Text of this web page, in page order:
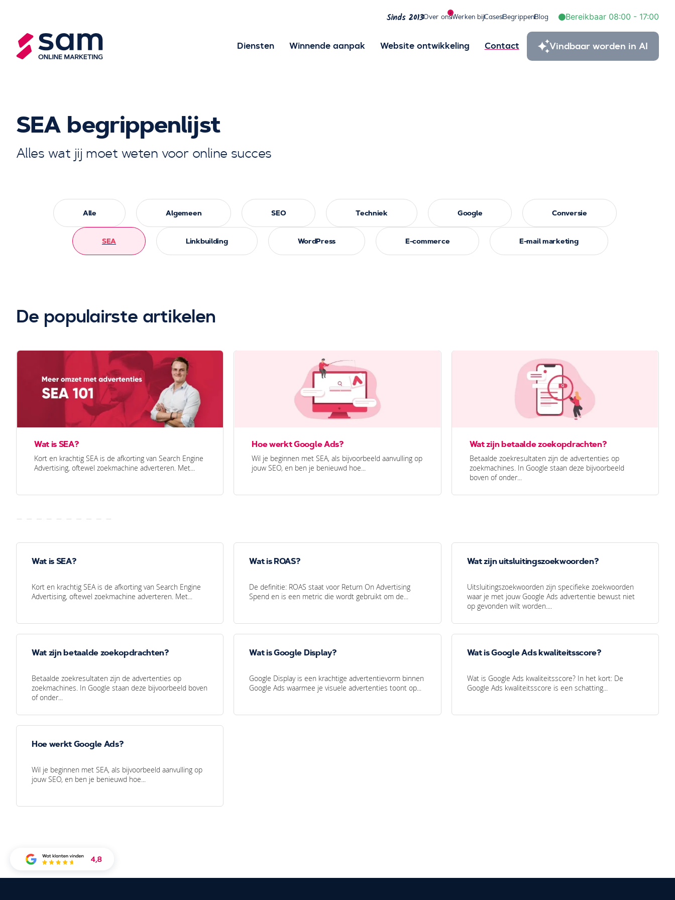
Sinds 2013Over ons
2
Werken bijCasesBegrippenBlog Bereikbaar 08:00 - 17:00
Diensten Winnende aanpak Website ontwikkeling Contact Vindbaar worden in AI
SEA begrippenlijst
Alles wat jij moet weten voor online succes
Alle Algemeen SEO Techniek Google Conversie
SEA Linkbuilding WordPress E-commerce E-mail marketing
De populairste artikelen
Wat is SEA?
Kort en krachtig SEA is de afkorting van Search Engine
Advertising, oftewel zoekmachine adverteren. Met...
Hoe werkt Google Ads?
Wil je beginnen met SEA, als bijvoorbeeld aanvulling op
jouw SEO, en ben je benieuwd hoe...
Wat zijn betaalde zoekopdrachten?
Betaalde zoekresultaten zijn de advertenties op
zoekmachines. In Google staan deze bijvoorbeeld
boven of onder...
Wat is SEA?
Kort en krachtig SEA is de afkorting van Search Engine
Advertising, oftewel zoekmachine adverteren. Met...
Wat is ROAS?
De definitie: ROAS staat voor Return On Advertising
Spend en is een metric die wordt gebruikt om de...
Wat zijn uitsluitingszoekwoorden?
Uitsluitingszoekwoorden zijn specifieke zoekwoorden
waar je met jouw Google Ads advertentie bewust niet
op gevonden wilt worden....
Wat zijn betaalde zoekopdrachten?
Betaalde zoekresultaten zijn de advertenties op
zoekmachines. In Google staan deze bijvoorbeeld boven
of onder...
Wat is Google Display?
Google Display is een krachtige advertentievorm binnen
Google Ads waarmee je visuele advertenties toont op...
Wat is Google Ads kwaliteitsscore?
Wat is Google Ads kwaliteitsscore? In het kort: De
Google Ads kwaliteitsscore is een schatting...
Hoe werkt Google Ads?
Wil je beginnen met SEA, als bijvoorbeeld aanvulling op
jouw SEO, en ben je benieuwd hoe...